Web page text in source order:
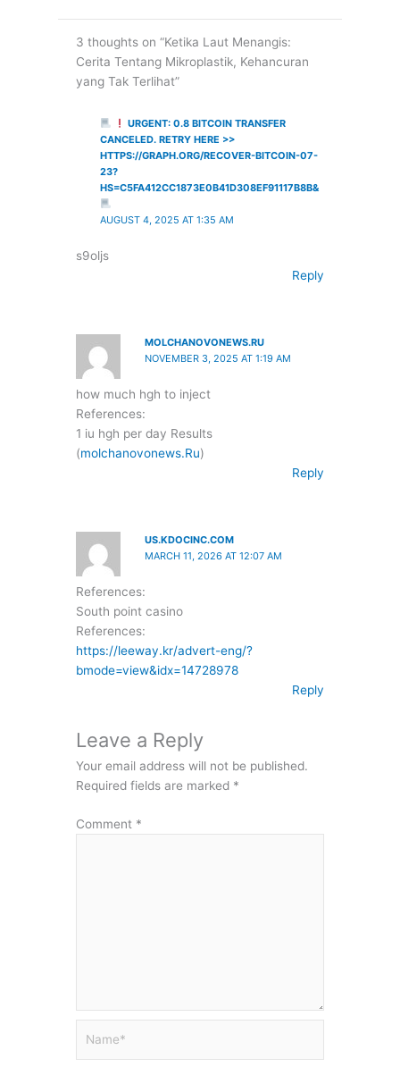
3 thoughts on “Ketika Laut Menangis:
Cerita Tentang Mikroplastik, Kehancuran
yang Tak Terlihat”
URGENT: 0.8 BITCOIN TRANSFER
CANCELED. RETRY HERE >>
HTTPS://GRAPH.ORG/RECOVER-BITCOIN-07-
23?
HS=C5FA412CC1873E0B41D308EF91117B8B&
AUGUST 4, 2025 AT 1:35 AM
s9oljs
Reply
MOLCHANOVONEWS.RU
NOVEMBER 3, 2025 AT 1:19 AM
how much hgh to inject
References:
1 iu hgh per day Results
(molchanovonews.Ru)
Reply
US.KDOCINC.COM
MARCH 11, 2026 AT 12:07 AM
References:
South point casino
References:
https://leeway.kr/advert-eng/?
bmode=view&idx=14728978
Reply
Leave a Reply
Your email address will not be published.
Required fields are marked *
Comment *